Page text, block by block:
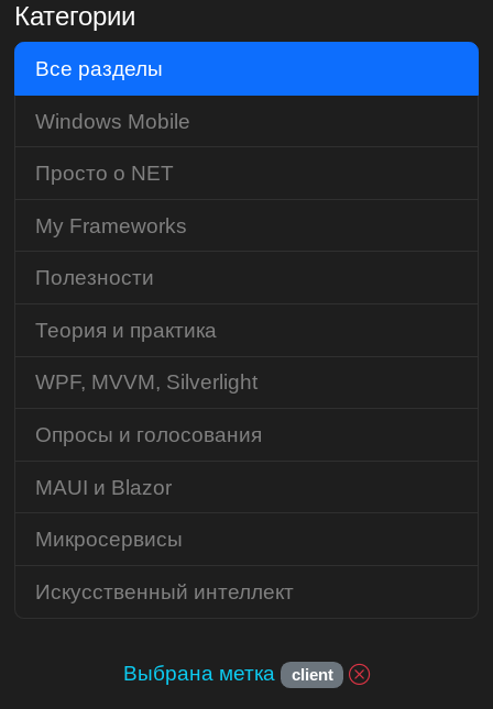
Выбрана метка client
Категории
Все разделы
Windows Mobile
Просто о NET
My Frameworks
Полезности
Теория и практика
WPF, MVVM, Silverlight
Опросы и голосования
MAUI и Blazor
Микросервисы
Искусственный интеллект